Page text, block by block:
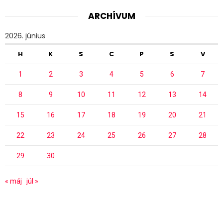
ARCHÍVUM
2026. június
H K S C P S V
1 2 3 4 5 6 7
8 9 10 11 12 13 14
15 16 17 18 19 20 21
22 23 24 25 26 27 28
29 30
« máj júl »